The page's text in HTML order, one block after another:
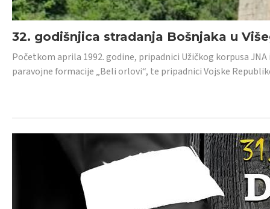
32. godišnjica stradanja Bošnjaka u
Početkom aprila 1992. godine, pripadnici Užičkog korpusa
paravojne formacije „Beli orlovi“, te pripadnici Vojske